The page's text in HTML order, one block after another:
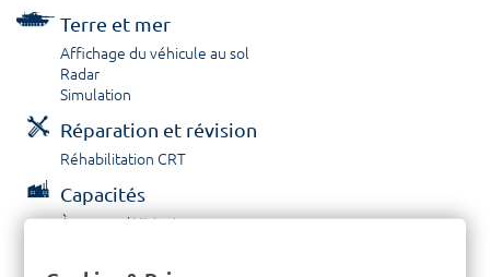
Terre et mer
Affichage du véhicule au sol
Radar
Simulation
Réparation et révision
Réhabilitation CRT
Capacités
À propos / Historique